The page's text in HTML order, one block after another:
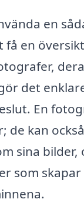
en
få en
det
En
de kan
sina bilder,
som